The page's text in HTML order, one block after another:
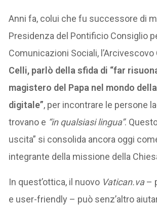
Anni fa, colui che fu successore di
Presidenza del Pontificio Consiglio
Comunicazioni Sociali, l’Arcivescovo
Celli, parlò della sfida di “far
magistero del Papa nel mondo
digitale”, per incontrare le persone
trovano e “in qualsiasi lingua”.
uscita” si consolida ancora oggi
integrante della missione della
In quest’ottica, il nuovo Vatican.va–
e user-friendly – può senz’altro